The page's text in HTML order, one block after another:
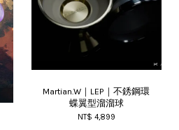
Martian.W｜LEP｜不銹鋼環
蝶翼型溜溜球
NT$ 4,899